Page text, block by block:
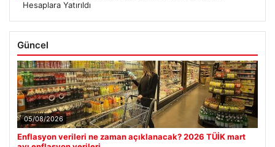
Hesaplara Yatırıldı
Güncel
05/08/2026
Enflasyon verileri ne zaman açıklanacak? 2026 TÜİK mart